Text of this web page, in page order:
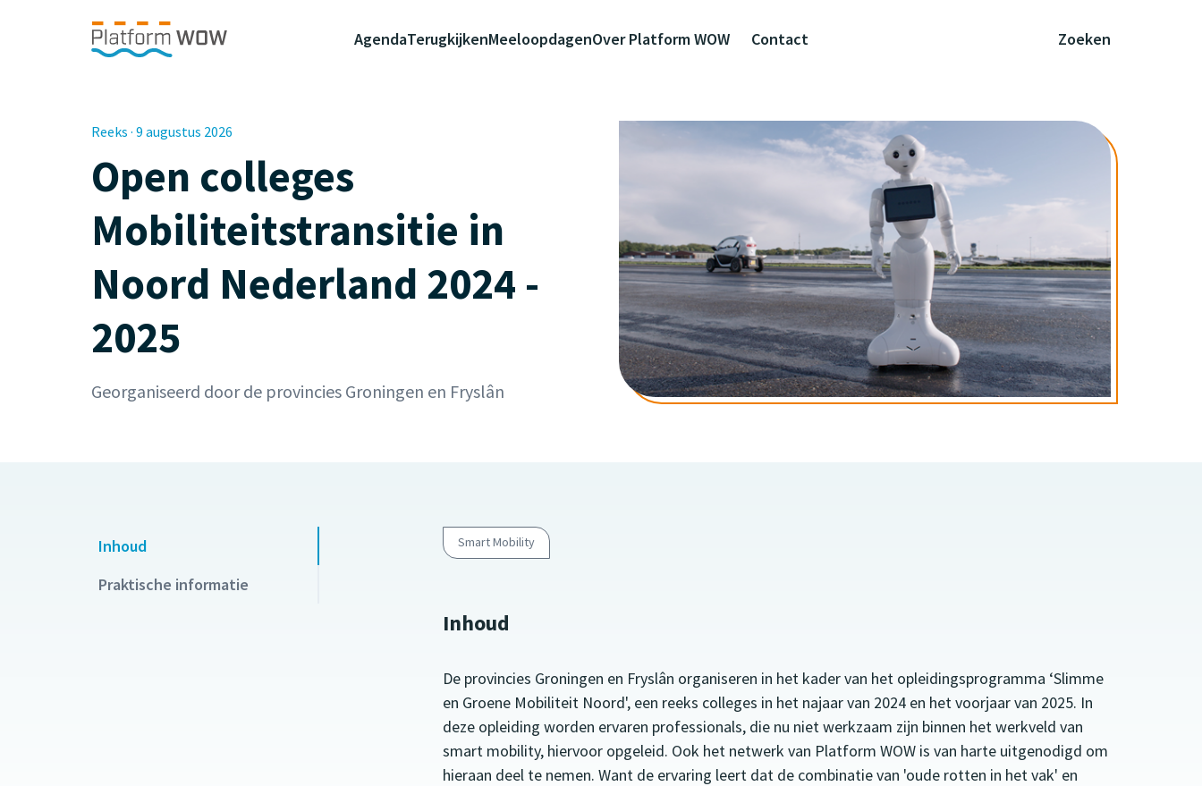
AgendaTerugkijkenMeeloopdagenOver Platform WOW Contact Zoeken
Reeks · 9 augustus 2026
Open colleges
Mobiliteitstransitie in
Noord Nederland 2024 -
2025
Georganiseerd door de provincies Groningen en Fryslân
Inhoud
Praktische informatie
Smart Mobility
Inhoud
De provincies Groningen en Fryslân organiseren in het kader van het opleidingsprogramma ‘Slimme
en Groene Mobiliteit Noord', een reeks colleges in het najaar van 2024 en het voorjaar van 2025. In
deze opleiding worden ervaren professionals, die nu niet werkzaam zijn binnen het werkveld van
smart mobility, hiervoor opgeleid. Ook het netwerk van Platform WOW is van harte uitgenodigd om
hieraan deel te nemen. Want de ervaring leert dat de combinatie van 'oude rotten in het vak' en